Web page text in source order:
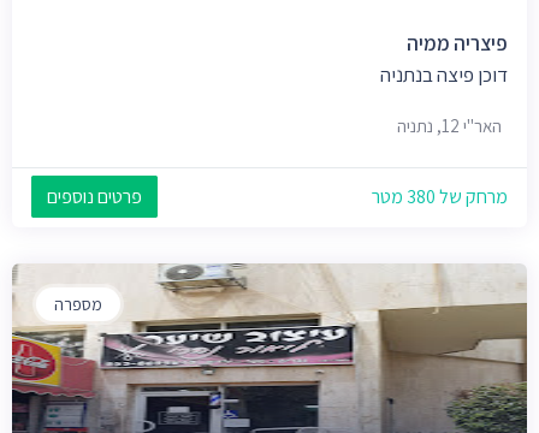
פיצריה ממיה
דוכן פיצה בנתניה
האר"י 12, נתניה
מרחק של 380 מטר פרטים נוספים
מספרה